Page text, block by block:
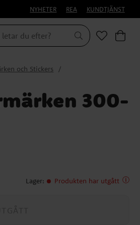
NYHETER REA KUNDTJÄNST
och Stickers
300-
Lager: Produkten har utgått